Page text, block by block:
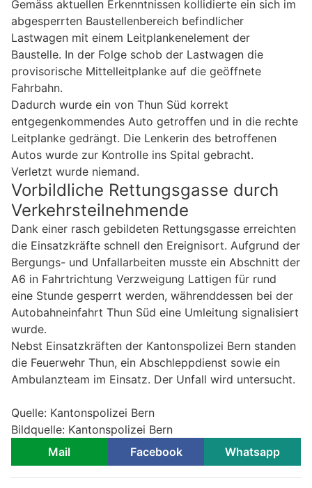
Gemäss aktuellen Erkenntnissen kollidierte ein sich im
abgesperrten Baustellenbereich befindlicher
Lastwagen mit einem Leitplankenelement der
Baustelle. In der Folge schob der Lastwagen die
provisorische Mittelleitplanke auf die geöffnete
Fahrbahn.
Dadurch wurde ein von Thun Süd korrekt
entgegenkommendes Auto getroffen und in die rechte
Leitplanke gedrängt. Die Lenkerin des betroffenen
Autos wurde zur Kontrolle ins Spital gebracht.
Verletzt wurde niemand.
Vorbildliche Rettungsgasse durch
Verkehrsteilnehmende
Dank einer rasch gebildeten Rettungsgasse erreichten
die Einsatzkräfte schnell den Ereignisort. Aufgrund der
Bergungs- und Unfallarbeiten musste ein Abschnitt der
A6 in Fahrtrichtung Verzweigung Lattigen für rund
eine Stunde gesperrt werden, währenddessen bei der
Autobahneinfahrt Thun Süd eine Umleitung signalisiert
wurde.
Nebst Einsatzkräften der Kantonspolizei Bern standen
die Feuerwehr Thun, ein Abschleppdienst sowie ein
Ambulanzteam im Einsatz. Der Unfall wird untersucht.
Quelle: Kantonspolizei Bern
Bildquelle: Kantonspolizei Bern
Mail
Facebook Whatsapp